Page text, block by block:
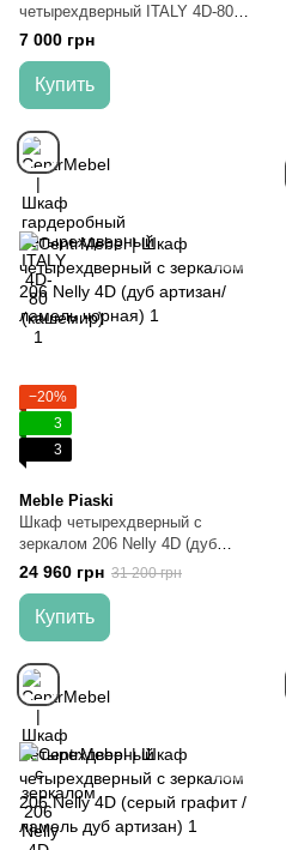
четырехдверный ITALY 4D-80
(кашемир)
7 000 грн
Купить
−20%
3
3
Meble Piaski
Шкаф четырехдверный c
зеркалом 206 Nelly 4D (дуб
артизан/ламель чорная)
24 960 грн 31 200 грн
Купить